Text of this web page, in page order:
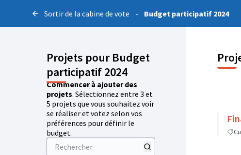
Sortir de la cabine de vote - Budget participatif 2024
Projets pour Budget
participatif 2024
Commencer à ajouter des
projets. Sélectionnez entre 3 et
5 projets que vous souhaitez voir
se réaliser et votez selon vos
préférences pour définir le
budget.